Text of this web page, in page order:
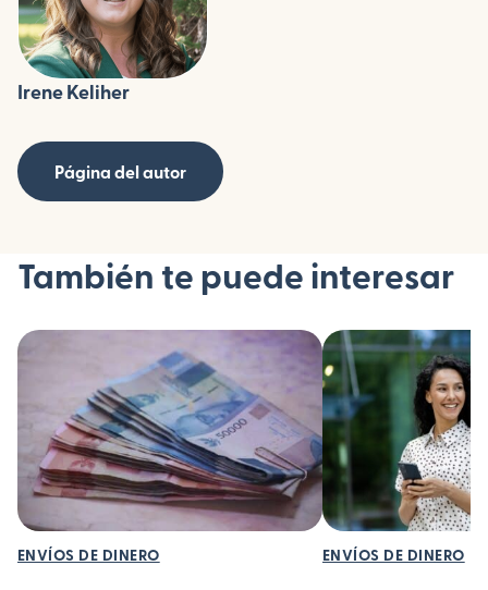
Irene Keliher
Página del autor
También te puede interesar
ENVÍOS DE DINERO ENVÍOS DE DINERO